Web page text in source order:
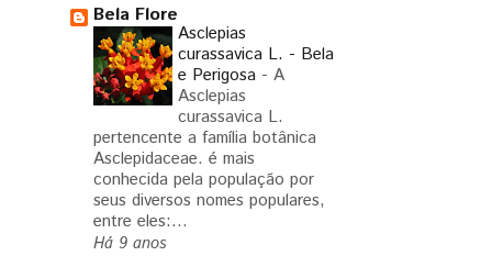
Bela Flore
Asclepias
curassavica L. - Bela
e Perigosa - A
Asclepias
curassavica L.
pertencente a família botânica
Asclepidaceae. é mais
conhecida pela população por
seus diversos nomes populares,
entre eles:...
Há 9 anos